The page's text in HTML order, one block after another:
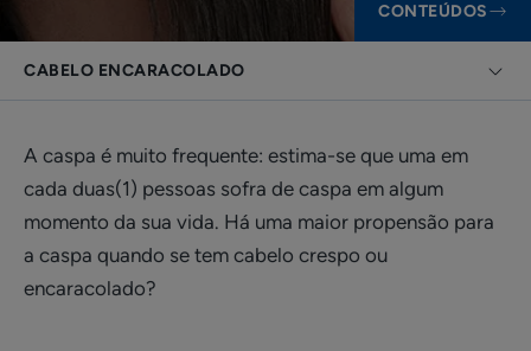
CONTEÚDOS
CABELO ENCARACOLADO
A caspa é muito frequente: estima-se que uma em
cada duas(1) pessoas sofra de caspa em algum
momento da sua vida. Há uma maior propensão para
a caspa quando se tem cabelo crespo ou
encaracolado?